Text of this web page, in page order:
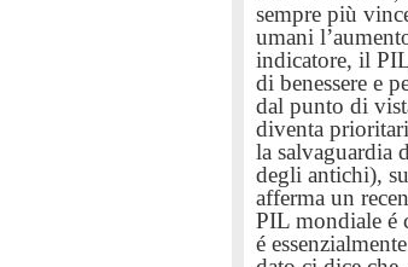
sempre più
umani
indicatore, il
di benessere e
dal punto di
diventa
la salvaguardia
degli antichi),
afferma un
PIL mondiale é
é